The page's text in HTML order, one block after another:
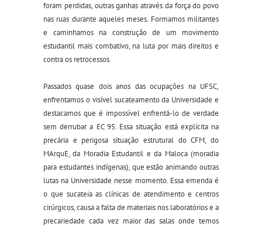
foram perdidas, outras ganhas através da força do povo
nas ruas durante aqueles meses. Formamos militantes
e caminhamos na construção de um movimento
estudantil mais combativo, na luta por mais direitos e
contra os retrocessos.
Passados quase dois anos das ocupações na UFSC,
enfrentamos o visível sucateamento da Universidade e
destacamos que é impossível enfrentá-lo de verdade
sem derrubar a EC 95. Essa situação está explícita na
precária e perigosa situação estrutural do CFM, do
MArquE, da Moradia Estudantil e da Maloca (moradia
para estudantes indígenas), que estão animando outras
lutas na Universidade nesse momento. Essa emenda é
o que sucateia as clínicas de atendimento e centros
cirúrgicos, causa a falta de materiais nos laboratórios e a
precariedade cada vez maior das salas onde temos